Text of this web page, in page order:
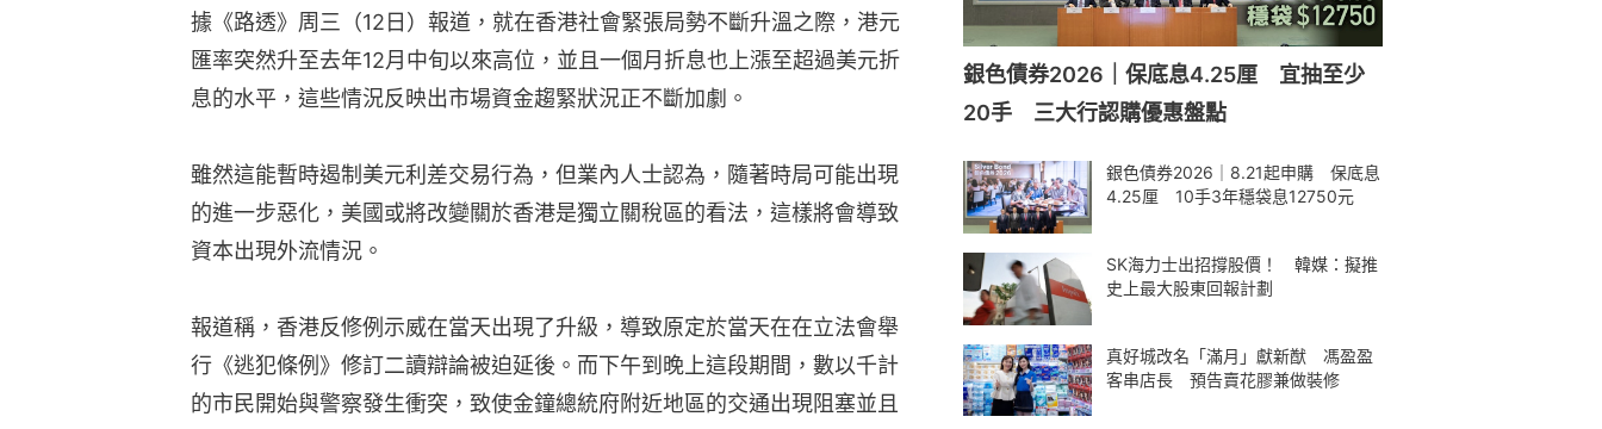
據《路透》周三（12日）報道，就在香港社會緊張局勢不斷升溫之際，港元
匯率突然升至去年12月中旬以來高位，並且一個月折息也上漲至超過美元折
息的水平，這些情況反映出市場資金趨緊狀況正不斷加劇。
雖然這能暫時遏制美元利差交易行為，但業內人士認為，隨著時局可能出現
的進一步惡化，美國或將改變關於香港是獨立關稅區的看法，這樣將會導致
資本出現外流情況。
報道稱，香港反修例示威在當天出現了升級，導致原定於當天在在立法會舉
行《逃犯條例》修訂二讀辯論被迫延後。而下午到晚上這段期間，數以千計
的市民開始與警察發生衝突，致使金鐘總統府附近地區的交通出現阻塞並且
銀色債券2026｜保底息4.25厘 宜抽至少
20手 三大行認購優惠盤點
銀色債券2026｜8.21起申購 保底息
4.25厘 10手3年穩袋息12750元
SK海力士出招撐股價！ 韓媒：擬推
史上最大股東回報計劃
真好城改名「滿月」獻新猷 馮盈盈
客串店長 預告賣花膠兼做裝修